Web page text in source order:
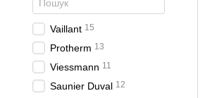
Vaillant 15
Protherm 13
Viessmann 11
Saunier Duval 12